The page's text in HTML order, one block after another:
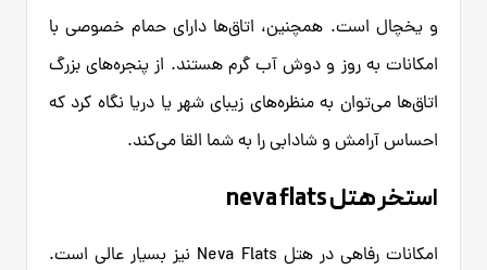
و یخچال است. همچنین، اتاق‌ها دارای حمام خصوصی با
امکانات به روز و دوش آب گرم هستند. از پنجره‌های بزرگ
اتاق‌ها می‌توان به منظره‌های زیبای شهر یا دریا نگاه کرد که
احساس آرامش و شادابی را به شما القا می‌کند.
استخر هتل neva flats
امکانات رفاهی در هتل Neva Flats نیز بسیار عالی است.